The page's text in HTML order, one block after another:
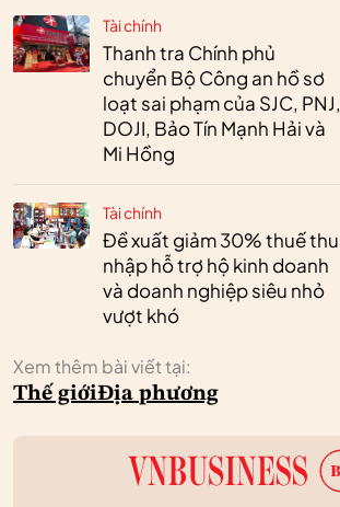
Tài chính
Thanh tra Chính phủ
chuyển Bộ Công an hồ sơ
loạt sai phạm của SJC, PNJ,
DOJI, Bảo Tín Mạnh Hải và
Mi Hồng
Tài chính
Đề xuất giảm 30% thuế thu
nhập hỗ trợ hộ kinh doanh
và doanh nghiệp siêu nhỏ
vượt khó
Xem thêm bài viết tại:
Thế giớiĐịa phương